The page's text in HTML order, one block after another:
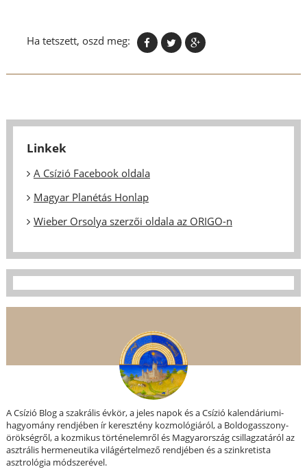
Ha tetszett, oszd meg:
Linkek
A Csízió Facebook oldala
Magyar Planétás Honlap
Wieber Orsolya szerzői oldala az ORIGO-n
A Csízió Blog a szakrális évkör, a jeles napok és a Csízió kalendáriumi-
hagyomány rendjében ír keresztény kozmológiáról, a Boldogasszony-
örökségről, a kozmikus történelemről és Magyarország csillagzatáról az
asztrális hermeneutika világértelmező rendjében és a szinkretista
asztrológia módszerével.